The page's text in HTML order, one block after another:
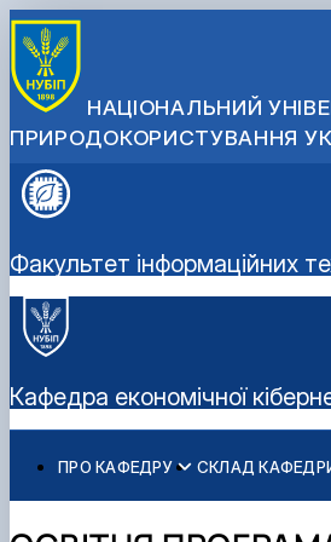
НАЦІОНАЛЬНИЙ
ПРИРОДОКОРИСТУВАННЯ
Факультет інформаційних
Кафедра економічної
ПРО КАФЕДРУ
Історія кафедри
СКЛАД
Співробітники кафедри
Робочі програми
Гурток Кібертонус
Освітня програма
Абітурієнту